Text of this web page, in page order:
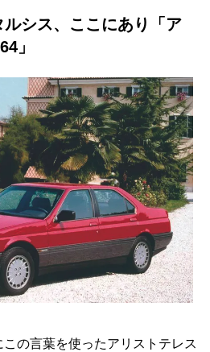
シス、ここにあり「ア
」
の言葉を使ったアリストテレス